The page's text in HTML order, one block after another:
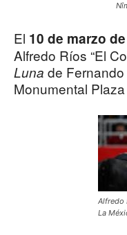
El 10 de marzo
Alfredo Ríos “El
Luna de
Monumental
Alfredo
La